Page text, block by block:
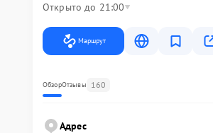
Открыто до 21:00
Маршрут
ОбзорОтзывы 160
Адрес